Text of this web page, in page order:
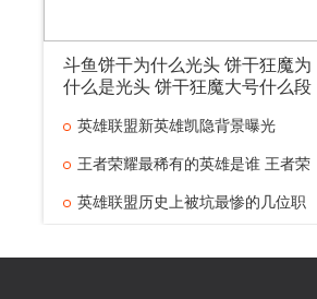
斗鱼饼干为什么光头 饼干狂魔为
什么是光头 饼干狂魔大号什么段
英雄联盟新英雄凯隐背景曝光
王者荣耀最稀有的英雄是谁 王者荣
英雄联盟历史上被坑最惨的几位职